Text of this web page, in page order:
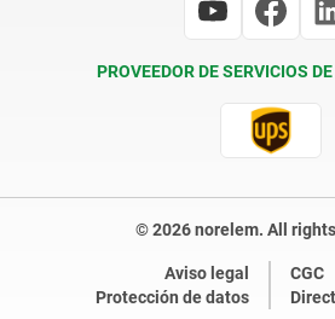
PROVEEDOR DE SERVICIOS
© 2026 norelem. All
Aviso legal
CGC
Protección de datos